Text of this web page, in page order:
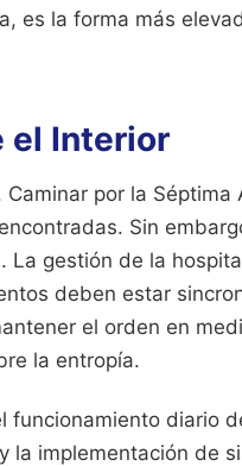
es la forma más
el Interior
por la Séptima
Sin
La gestión de la
deben estar
el orden en
la entropía.
funcionamiento diario
la implementación de